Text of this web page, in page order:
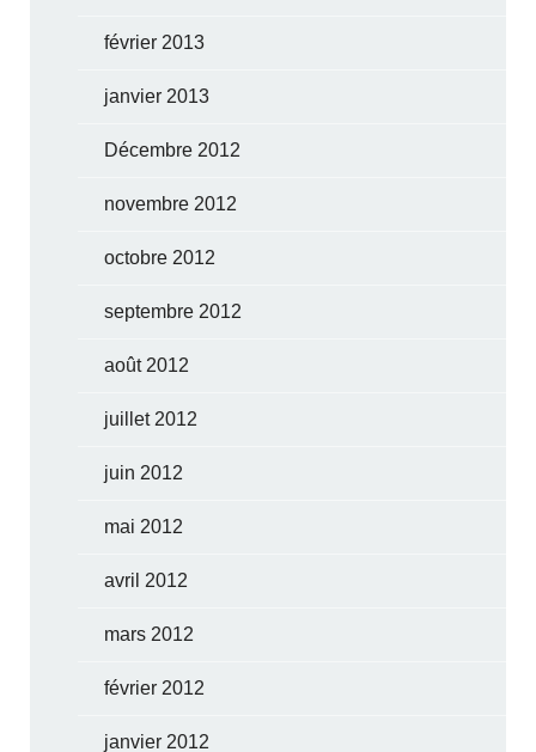
février 2013
janvier 2013
Décembre 2012
novembre 2012
octobre 2012
septembre 2012
août 2012
juillet 2012
juin 2012
mai 2012
avril 2012
mars 2012
février 2012
janvier 2012